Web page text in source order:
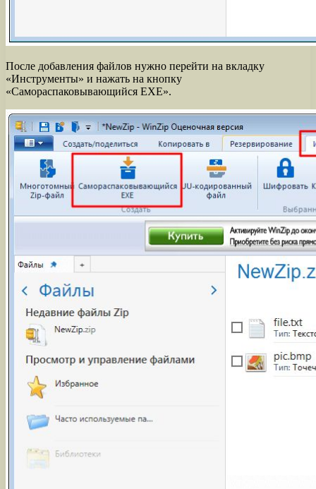
После добавления файлов нужно перейти на вкладку
«Инструменты» и нажать на кнопку
«Самораспаковывающийся EXE».